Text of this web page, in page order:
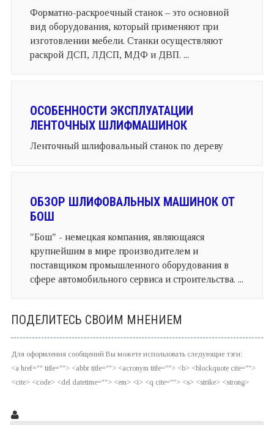
Форматно-раскроечный станок – это основной
вид оборудования, который применяют при
изготовлении мебели. Станки осуществляют
раскрой ДСП, ЛДСП, МДФ и ДВП. ...
ОСОБЕННОСТИ ЭКСПЛУАТАЦИИ
ЛЕНТОЧНЫХ ШЛИФМАШИНОК
Ленточный шлифовальный станок по дереву
ОБЗОР ШЛИФОВАЛЬНЫХ МАШИНОК ОТ
БОШ
"Бош" - немецкая компания, являющаяся
крупнейшим в мире производителем и
поставщиком промышленного оборудования в
сфере автомобильного сервиса и строительства. ...
ПОДЕЛИТЕСЬ СВОИМ МНЕНИЕМ
Для оформления сообщений Вы можете использовать следующие тэги:
<a href="" title=""> <abbr title=""> <acronym title=""> <b> <blockquote cite="">
<cite> <code> <del datetime=""> <em> <i> <q cite=""> <s> <strike> <strong>